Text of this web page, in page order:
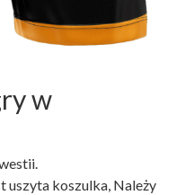
w
uszyta koszulka, Należy